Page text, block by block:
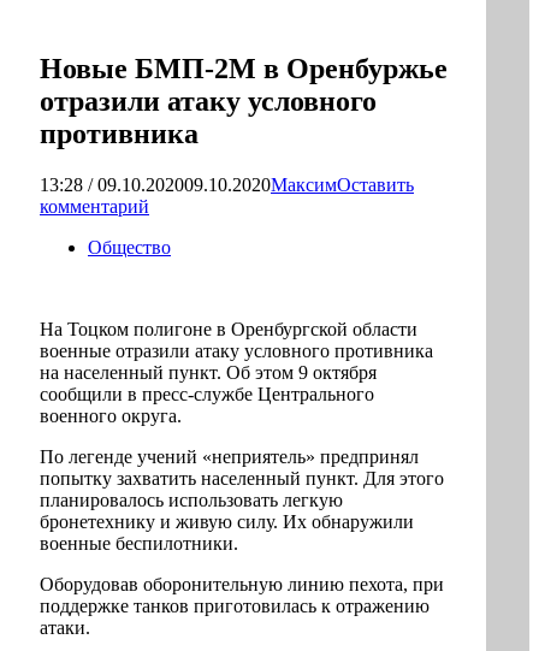
Новые БМП-2М в Оренбуржье
отразили атаку условного
противника
13:28 / 09.10.202009.10.2020МаксимОставить
комментарий
Общество
На Тоцком полигоне в Оренбургской области
военные отразили атаку условного противника
на населенный пункт. Об этом 9 октября
сообщили в пресс-службе Центрального
военного округа.
По легенде учений «неприятель» предпринял
попытку захватить населенный пункт. Для этого
планировалось использовать легкую
бронетехнику и живую силу. Их обнаружили
военные беспилотники.
Оборудовав оборонительную линию пехота, при
поддержке танков приготовилась к отражению
атаки.